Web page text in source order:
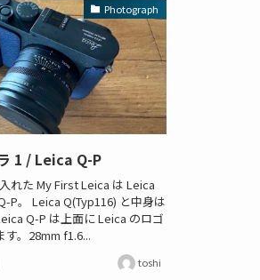
Photograph
1 / Leica Q-P
れた My First Leica は Leica
P。 Leica Q(Typ116) と中身は
Q-P は上面に Leica のロゴ
す。28mm f1.6...
toshi